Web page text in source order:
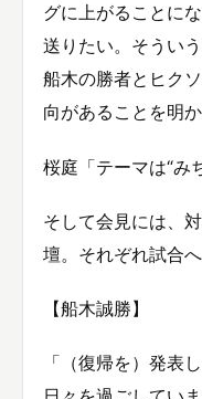
グに上がることに
送りたい。そうい
船木の勝者とヒク
向があることを明か
桜庭「テーマは“み
そして会見には、
壇。それぞれ試合
【船木誠勝】
「（復帰を）発表